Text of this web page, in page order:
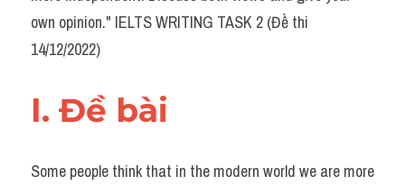
Grammar
Cam
Environment
own opinion." IELTS WRITING TASK 2 (Đề thi
14/12/2022)
I. Đề bài
Some people think that in the modern world we are more